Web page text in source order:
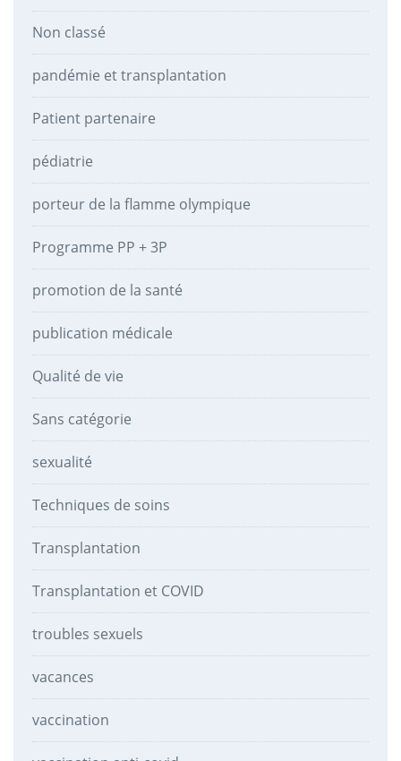
Non classé
pandémie et transplantation
Patient partenaire
pédiatrie
porteur de la flamme olympique
Programme PP + 3P
promotion de la santé
publication médicale
Qualité de vie
Sans catégorie
sexualité
Techniques de soins
Transplantation
Transplantation et COVID
troubles sexuels
vacances
vaccination